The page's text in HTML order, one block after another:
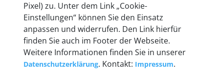
Technische Details &
Lieferumfang
Pixel) zu. Unter dem Link „Cookie-
Einstellungen“ können Sie den Einsatz
anpassen und widerrufen. Den Link hierfür
finden Sie auch im Footer der Webseite.
Weitere Informationen finden Sie in unserer
Datenschutzerklärung. Kontakt: Impressum.